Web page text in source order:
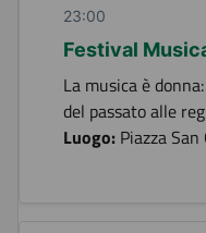
23:00
Festival
La musica è
del passato alle
Luogo: Piazza